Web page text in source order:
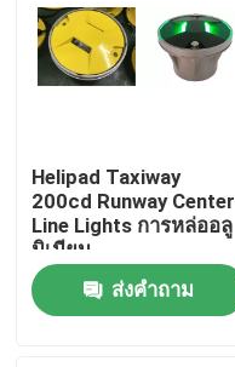
บ้าน
Helipad Taxiway
200cd Runway Center
Line Lights การหล่ออลู
มิเนียม
ส่งคำถาม